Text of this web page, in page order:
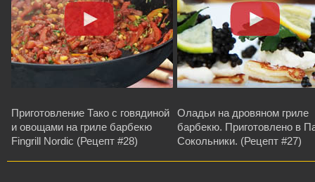
Приготовление Тако с говядиной
и овощами на гриле барбекю
Fingrill Nordic (Рецепт #28)
Оладьи на дровяном гриле
барбекю. Приготовлено в
Сокольники. (Рецепт #27)